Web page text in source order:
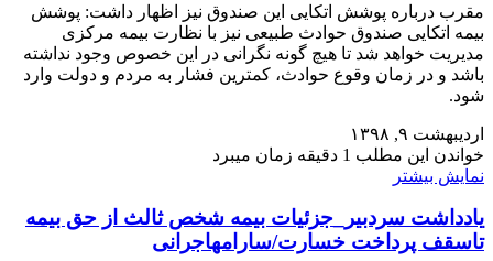
مقرب درباره پوشش اتکایی این صندوق نیز اظهار داشت: پوشش
بیمه اتکایی صندوق حوادث طبیعی نیز با نظارت بیمه مرکزی
مدیریت خواهد شد تا هیچ گونه نگرانی در این خصوص وجود نداشته
باشد و در زمان وقوع حوادث، کمترین فشار به مردم و دولت وارد
شود.
اردیبهشت ۹, ۱۳۹۸
خواندن این مطلب 1 دقیقه زمان میبرد
نمایش بیشتر
یادداشت سردبیر_جزئیات بیمه شخص ثالث از حق بیمه
تاسقف پرداخت خسارت/سارامهاجرانی